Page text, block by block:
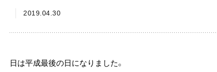
2019.04.30
日は平成最後の日になりました。